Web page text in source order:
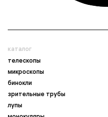
каталог
телескопы
микроскопы
бинокли
зрительные трубы
лупы